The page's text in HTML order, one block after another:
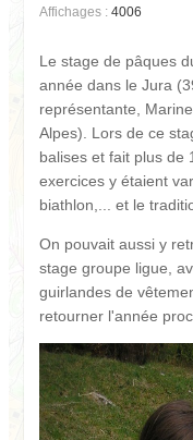
Affichages : 4006
Le stage de pâques
année dans le Jura
représentante,
Alpes). Lors de ce
balises et fait plus de
exercices y étaient
biathlon,... et le
On pouvait aussi y
stage groupe ligue,
guirlandes de
retourner l'année